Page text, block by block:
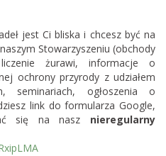
jest Ci bliska i chcesz być na
Stowarzyszeniu (obchody
żurawi, informacje o
ochrony przyrody z udziałem
seminariach, ogłoszenia o
link do formularza Google,
się na nasz nieregularny